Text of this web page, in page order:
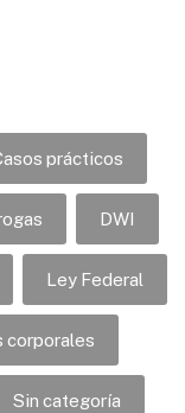
prácticos
DWI
Ley Federal
corporales
Sin categoría